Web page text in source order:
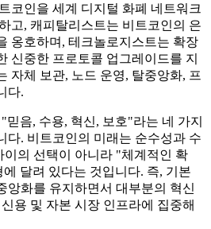
코인을 세계 디지털 화폐 네트워크
고, 캐피탈리스트는 비트코인의 은
옹호하며, 테크놀로지스트는 확장
신중한 프로토콜 업그레이드를 지
자체 보관, 노드 운영, 탈중앙화, 프
다.
음, 수용, 혁신, 보호"라는 네 가지
다. 비트코인의 미래는 순수성과 수
이의 선택이 아니라 "체계적인 확
달려 있다는 것입니다. 즉, 기본
앙화를 유지하면서 대부분의 혁신
용 및 자본 시장 인프라에 집중해